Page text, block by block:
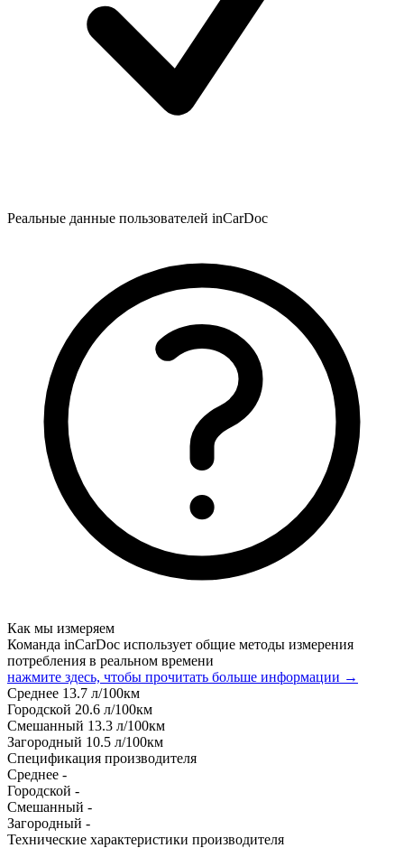
Реальные данные пользователей inCarDoc
Как мы измеряем
Команда inCarDoc использует общие методы измерения
потребления в реальном времени
нажмите здесь, чтобы прочитать больше информации →
Среднее 13.7 л/100км
Городской 20.6 л/100км
Смешанный 13.3 л/100км
Загородный 10.5 л/100км
Спецификация производителя
Среднее -
Городской -
Смешанный -
Загородный -
Технические характеристики производителя